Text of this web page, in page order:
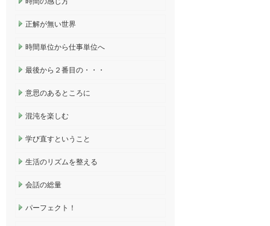
正解が無い世界
時間単位から仕事単位へ
最後から２番目の・・・
意思のあるところに
混沌を楽しむ
学び直すということ
生活のリズムを整える
会話の総量
パーフェクト！